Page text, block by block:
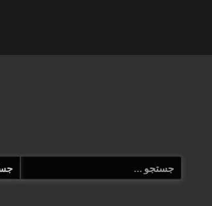
جستجو
برای: